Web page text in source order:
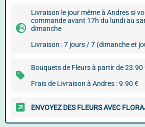
Livraison le jour même à Andres si
commande avant 17h du lundi au
dimanche
Livraison : 7 jours / 7 (dimanche et
Bouquets de Fleurs à partir de 23.90
Frais de Livraison à Andres : 9.90 €
ENVOYEZ DES FLEURS AVEC